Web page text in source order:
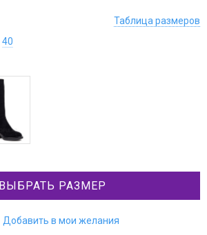
Таблица размеров
40
ВЫБРАТЬ РАЗМЕР
Добавить в мои желания